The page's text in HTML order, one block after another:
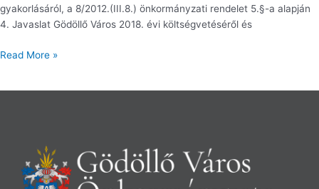
gyakorlásáról, a 8/2012.(III.8.) önkormányzati rendelet 5.§-a alapján
4. Javaslat Gödöllő Város 2018. évi költségvetéséről és
Read More »